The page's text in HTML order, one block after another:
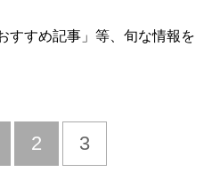
すすめ記事」等、旬な情報を
2 3